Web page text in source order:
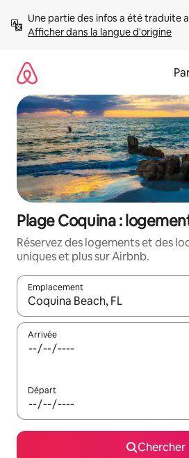
directement
Afficher dans la langue d'origine
Plage Coquina :
Réservez des logements et des
uniques et plus sur Airbnb.
Emplacement
Quand les résultats sont affichés,
Arrivée
Départ
Chercher